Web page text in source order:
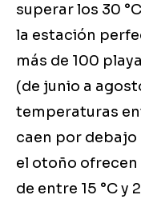
superar los 30
la estación
más de 100
(de junio a
temperaturas
caen por debajo
el otoño
de entre 15 °C y